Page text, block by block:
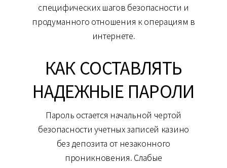
специфических шагов безопасности и
продуманного отношения к операциям в
интернете.
КАК СОСТАВЛЯТЬ
НАДЕЖНЫЕ ПАРОЛИ
Пароль остается начальной чертой
безопасности учетных записей казино
без депозита от незаконного
проникновения. Слабые